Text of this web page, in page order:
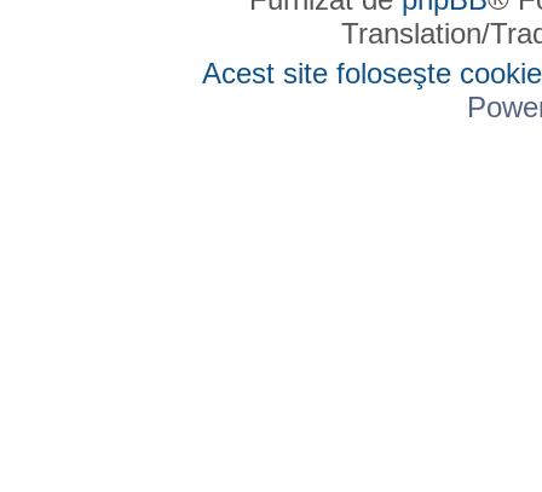
Translation/
Acest site foloseşte